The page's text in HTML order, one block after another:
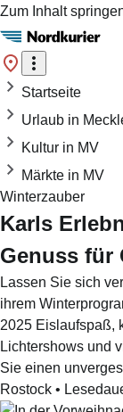
Zum Inhalt
Startseite
Urlaub in
Kultur in MV
Märkte in MV
Winterzauber
Karls
Genuss für
Lassen Sie sich
ihrem
2025 Eislaufspaß,
Lichtershows und
Sie einen
Rostock •